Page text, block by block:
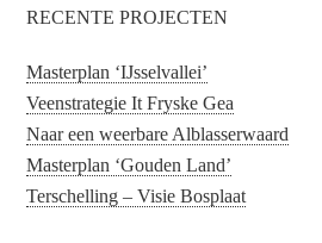
RECENTE PROJECTEN
Masterplan ‘IJsselvallei’
Veenstrategie It Fryske Gea
Naar een weerbare Alblasserwaard
Masterplan ‘Gouden Land’
Terschelling – Visie Bosplaat